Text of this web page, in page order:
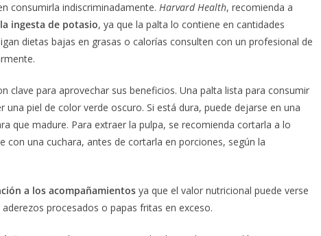
consumirla indiscriminadamente. Harvard Health, recomienda a
ingesta de potasio, ya que la palta lo contiene en cantidades
dietas bajas en grasas o calorías consulten con un profesional de
clave para aprovechar sus beneficios. Una palta lista para consumir
una piel de color verde oscuro. Si está dura, puede dejarse en una
que madure. Para extraer la pulpa, se recomienda cortarla a lo
con una cuchara, antes de cortarla en porciones, según la
a los acompañamientos ya que el valor nutricional puede verse
procesados o papas fritas en exceso.